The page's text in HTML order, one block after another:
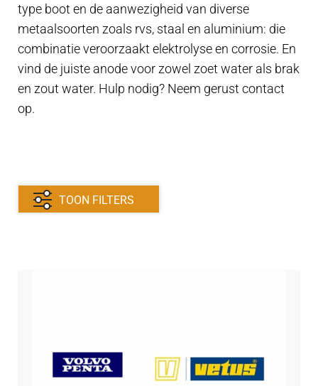
Fitwerk messing
Verwarming Webasto
Drink en watersysteem
Techniek Blog
type boot en de aanwezigheid van diverse
metaalsoorten zoals rvs, staal en aluminium: die
combinatie veroorzaakt elektrolyse en corrosie. En
vind de juiste anode voor zowel zoet water als brak
en zout water. Hulp nodig? Neem gerust contact
op.
TOON FILTERS